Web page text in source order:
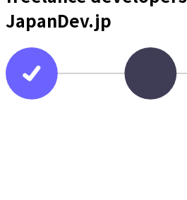
JapanDev.jp